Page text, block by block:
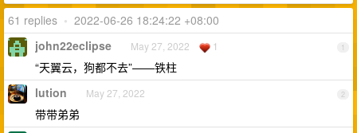
61 replies • 2022-06-26 18:24:22 +08:00
1
john22eclipse May 27, 2022 1
“天翼云，狗都不去”——铁柱
2
lution May 27, 2022
带带弟弟